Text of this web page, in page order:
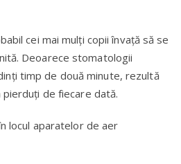
cei mai mulţi copii învaţă să se
Deoarece stomatologii
timp de două minute, rezultă
de fiecare dată.
locul aparatelor de aer